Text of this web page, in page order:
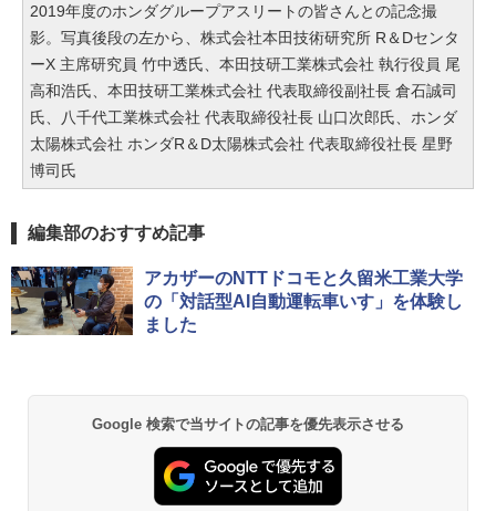
2019年度のホンダグループアスリートの皆さんとの記念撮
影。写真後段の左から、株式会社本田技術研究所 R＆Dセンタ
ーX 主席研究員 竹中透氏、本田技研工業株式会社 執行役員 尾
高和浩氏、本田技研工業株式会社 代表取締役副社長 倉石誠司
氏、八千代工業株式会社 代表取締役社長 山口次郎氏、ホンダ
太陽株式会社 ホンダR＆D太陽株式会社 代表取締役社長 星野
博司氏
編集部のおすすめ記事
アカザーのNTTドコモと久留米工業大学
の「対話型AI自動運転車いす」を体験し
ました
Google 検索で当サイトの記事を優先表示させる